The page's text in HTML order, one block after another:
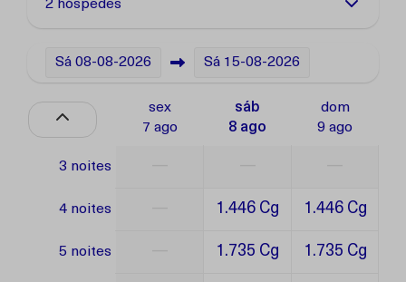
2 hóspedes
Sá 08-08-2026 Sá 15-08-2026
sex
7 ago
sáb
8 ago
dom
9 ago
3 noites
4 noites 1.446 Cg 1.446 Cg
5 noites 1.735 Cg 1.735 Cg